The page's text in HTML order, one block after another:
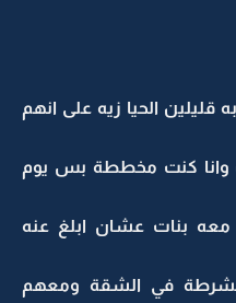
الحيا زيه على انهم
وانا كنت مخططة بس يوم
معه بنات عشان ابلغ عنه
في الشقة ومعهم